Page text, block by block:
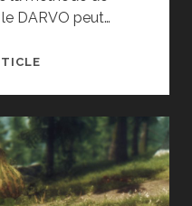
DARVO peut…
DARVO :
MENTALE
CAUCHEMARDESQUE